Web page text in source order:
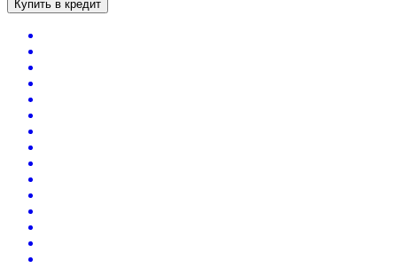
Купить в кредит